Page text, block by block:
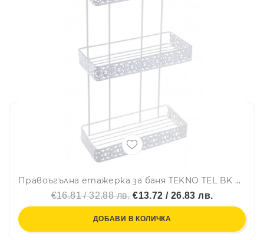
Правоъгълна етажерка за баня TEKNO TEL BK 079, 3 нива, 5мм, Дюбел, Бяла
€16.81 / 32.88 лв.€13.72 / 26.83 лв.
ДОБАВИ В КОЛИЧКА